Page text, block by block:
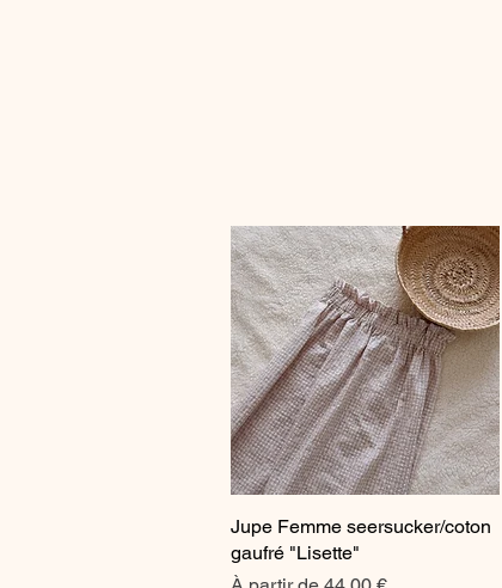
Aperçu rapide
Jupe Femme seersucker/coton
gaufré "Lisette"
Prix promotionnel